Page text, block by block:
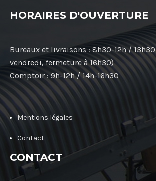
HORAIRES D'OUVERTURE
Bureaux et livraisons : 8h30-12h /
vendredi, fermeture à 16h30)
Comptoir : 9h-12h / 14h-16h30
Mentions légales
Contact
CONTACT